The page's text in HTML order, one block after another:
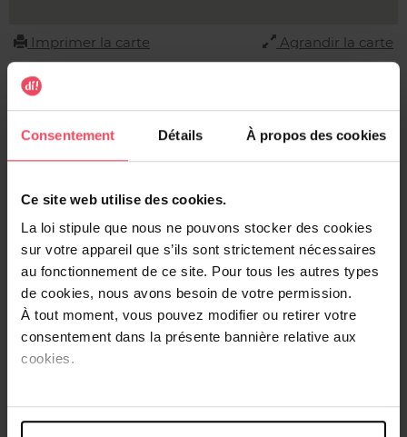
Consentement Détails À propos des cookies
Ce site web utilise des cookies.
La loi stipule que nous ne pouvons stocker des cookies
sur votre appareil que s’ils sont strictement nécessaires
au fonctionnement de ce site. Pour tous les autres types
de cookies, nous avons besoin de votre permission.
À tout moment, vous pouvez modifier ou retirer votre
consentement dans la présente bannière relative aux
cookies.
Adresse
DI FORT JACO
1180 UCCLE
Contact
02 374 62 50
contact@di.be
Horaires d'ouverture
Mercredi
10:00
18:00
Imprimer la carte Agrandir la carte